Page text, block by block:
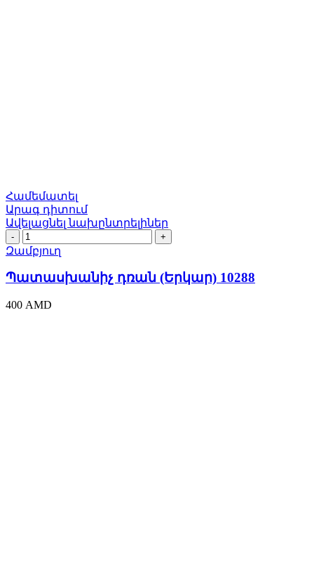
Համեմատել
Արագ դիտում
Ավելացնել նախընտրելիներ
Պատասխանիչ
դռան
10288
quantity
Զամբյուղ
Պատասխանիչ դռան (Երկար) 10288
400 AMD